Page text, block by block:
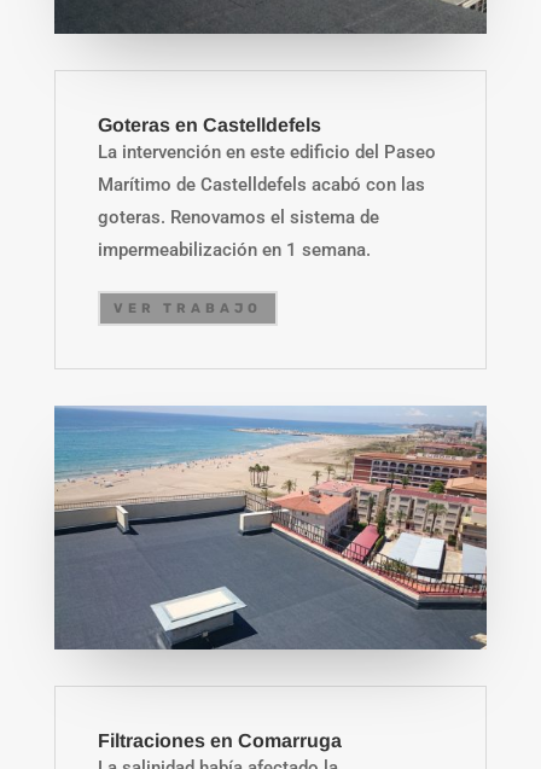
Goteras en Castelldefels
La intervención en este edificio del Paseo
Marítimo de Castelldefels acabó con las
goteras. Renovamos el sistema de
impermeabilización en 1 semana.
VER TRABAJO
Filtraciones en Comarruga